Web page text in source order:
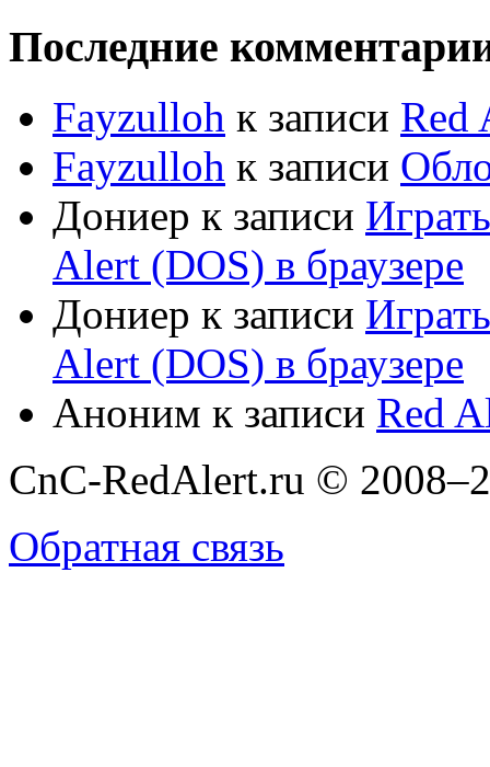
Последние
Fayzulloh к записи Red
Fayzulloh к записи
Дониер к записи
Alert (DOS) в браузере
Дониер к записи
Alert (DOS) в браузере
Аноним к записи Red
CnC-RedAlert.ru ©
Обратная связь